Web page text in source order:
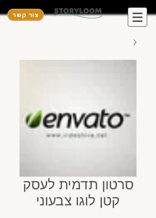
צור קשר
סרטון תדמית לעסק
קטן לוגו צבעוני